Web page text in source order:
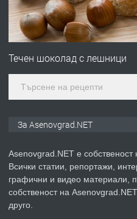
ПРЕДЛАГА
ПРЕДЛАГА
Давам
Течен шоколад с лешници
За Asenovgrad.NET
Asenovgrad.NET е
Всички статии, репортажи,
графични и видео материали,
собственост на
друго.